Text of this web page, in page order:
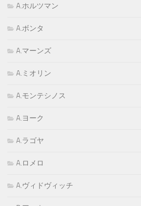
A.ホルツマン
A.ボンタ
A.マーンズ
A.ミオリン
A.モンテシノス
A.ヨーク
A.ラゴヤ
A.ロメロ
A.ヴィドヴィッチ